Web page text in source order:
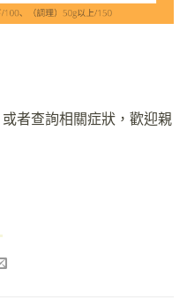
者查詢相關症狀，歡迎親